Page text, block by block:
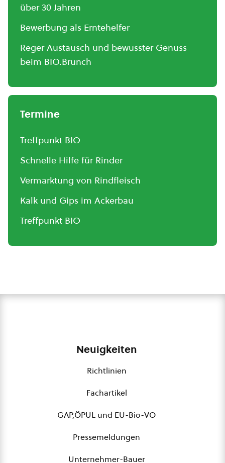
über 30 Jahren
Bewerbung als Erntehelfer
Reger Austausch und bewusster Genuss
beim BIO.Brunch
Termine
Treffpunkt BIO
Schnelle Hilfe für Rinder
Vermarktung von Rindfleisch
Kalk und Gips im Ackerbau
Treffpunkt BIO
Neuigkeiten
Richtlinien
Fachartikel
GAP,ÖPUL und EU-Bio-VO
Pressemeldungen
Unternehmer-Bauer